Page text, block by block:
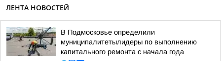
ЛЕНТА НОВОСТЕЙ
В Подмосковье определили
муниципалитетылидеры по выполнению
капитального ремонта с начала года